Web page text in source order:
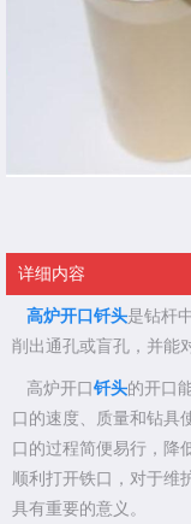
详细内容
高炉开口钎头是钻杆
削出通孔或盲孔，并能
高炉开口 钎头的开口
口的速度、质量和钻具
口的过程简便易行，降
顺利打开铁口，对于维
具有重要的意义。